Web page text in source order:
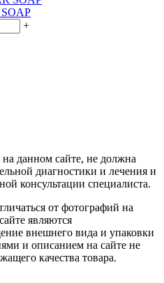
+
данном сайте, не должна
диагностики и лечения и
консультации специалиста.
от фотографий на
являются
внешнего вида и упаковки
и описанием на сайте не
качества товара.